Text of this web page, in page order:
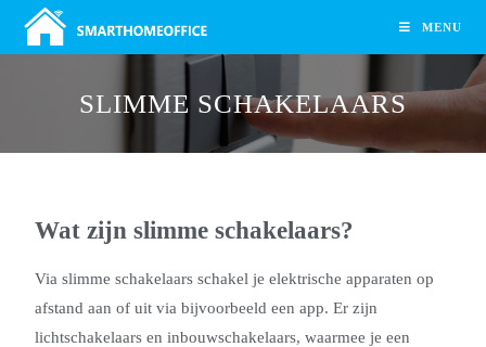
MENU
SLIMME SCHAKELAARS
Wat zijn slimme schakelaars?
Via slimme schakelaars schakel je elektrische apparaten op
afstand aan of uit via bijvoorbeeld een app. Er zijn
lichtschakelaars en inbouwschakelaars, waarmee je een